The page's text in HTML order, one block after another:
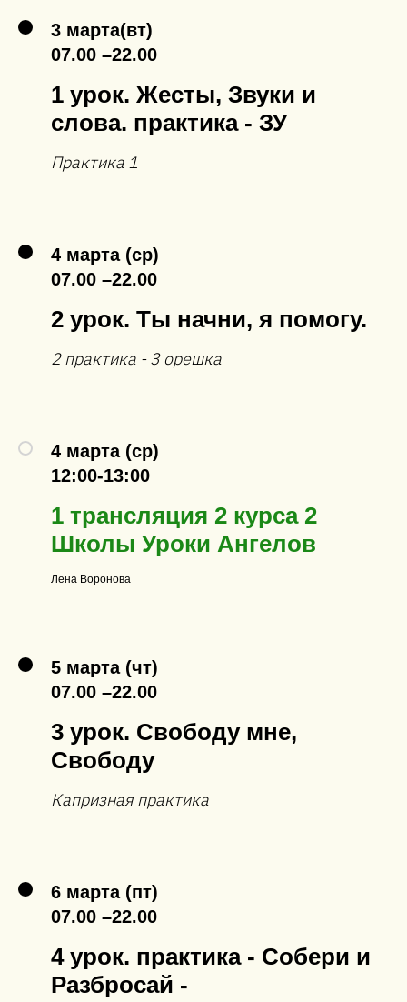
3 марта(вт)
07.00 –22.00
1 урок. Жесты, Звуки и
слова. практика - ЗУ
Практика 1
4 марта (ср)
07.00 –22.00
2 урок. Ты начни, я помогу.
2 практика - 3 орешка
4 марта (ср)
12:00-13:00
1 трансляция 2 курса 2
Школы Уроки Ангелов
Лена Воронова
5 марта (чт)
07.00 –22.00
3 урок. Свободу мне,
Свободу
Капризная практика
6 марта (пт)
07.00 –22.00
4 урок. практика - Собери и
Разбросай -